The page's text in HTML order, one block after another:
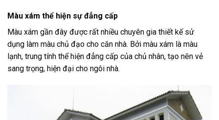
Màu xám thể hiện sự đẳng cấp
Màu xám gần đây được rất nhiều chuyên gia thiết kế sử
dụng làm màu chủ đạo cho căn nhà. Bởi màu xám là màu
lạnh, trung tính thể hiện đẳng cấp của chủ nhân, tạo nên vẻ
sang trọng, hiện đại cho ngôi nhà.